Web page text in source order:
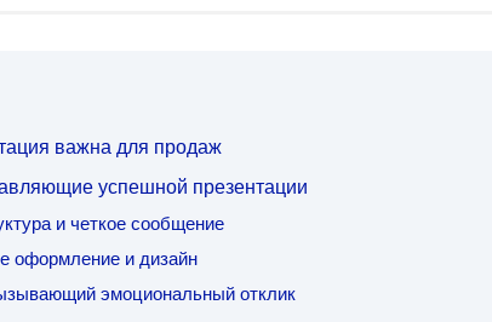
важна для продаж
успешной презентации
и четкое сообщение
оформление и дизайн
эмоциональный отклик